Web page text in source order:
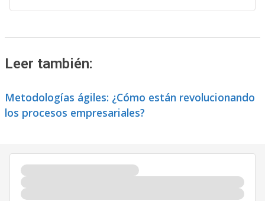
Leer también:
Metodologías ágiles: ¿Cómo están revolucionando
los procesos empresariales?